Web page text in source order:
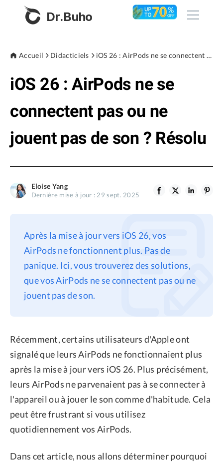
Dr.Buho
Produits
BuhoCleaner
BuhoRepair
BuhoLaunchpad
Boutique
Blog
Confidentialité
Politique de
Accueil Didacticiels iOS 26 : AirPods ne se connectent pas ou ne jouent pas de son ? Résolu
iOS 26 : AirPods ne se
connectent pas ou ne
jouent pas de son ? Résolu
Eloise Yang
Dernière mise à jour : 29 sept. 2025
Après la mise à jour vers iOS 26, vos
AirPods ne fonctionnent plus. Pas de
panique. Ici, vous trouverez des solutions,
que vos AirPods ne se connectent pas ou ne
jouent pas de son.
Récemment, certains utilisateurs d'Apple ont
signalé que leurs AirPods ne fonctionnaient plus
après la mise à jour vers iOS 26. Plus précisément,
leurs AirPods ne parvenaient pas à se connecter à
l'appareil ou à jouer le son comme d'habitude. Cela
peut être frustrant si vous utilisez
quotidiennement vos AirPods.
Dans cet article, nous allons déterminer pourquoi